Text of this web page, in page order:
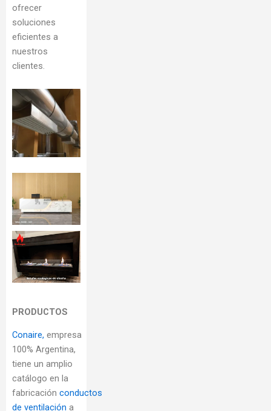
ofrecer
soluciones
eficientes a
nuestros
clientes.
PRODUCTOS
Conaire, empresa
100% Argentina,
tiene un amplio
catálogo en la
fabricación conductos
de ventilación a